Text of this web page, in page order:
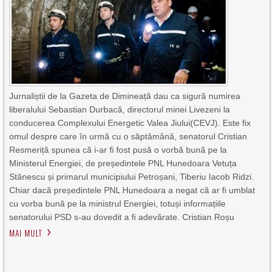
Jurnaliștii de la Gazeta de Dimineață dau ca sigură numirea
liberalului Sebastian Durbacă, directorul minei Livezeni la
conducerea Complexului Energetic Valea Jiului(CEVJ). Este fix
omul despre care în urmă cu o săptămână, senatorul Cristian
Resmeriță spunea că i-ar fi fost pusă o vorbă bună pe la
Ministerul Energiei, de președintele PNL Hunedoara Vetuța
Stănescu și primarul municipiului Petroșani, Tiberiu Iacob Ridzi.
Chiar dacă președintele PNL Hunedoara a negat că ar fi umblat
cu vorba bună pe la ministrul Energiei, totuși informațiile
senatorului PSD s-au dovedit a fi adevărate. Cristian Roșu
MAI MULT